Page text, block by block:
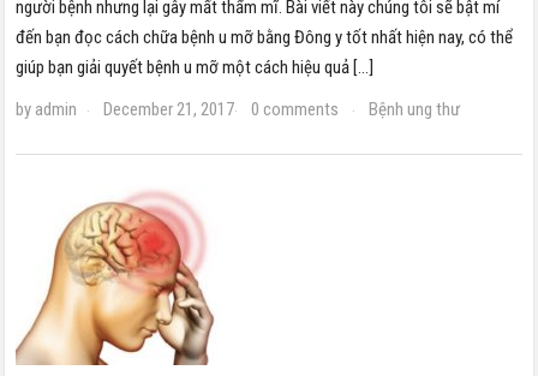
người bệnh nhưng lại gây mất thẩm mĩ. Bài viết này chúng tôi sẽ bật mí
đến bạn đọc cách chữa bệnh u mỡ bằng Đông y tốt nhất hiện nay, có thể
giúp bạn giải quyết bệnh u mỡ một cách hiệu quả […]
by admin · December 21, 2017· 0 comments · Bệnh ung thư